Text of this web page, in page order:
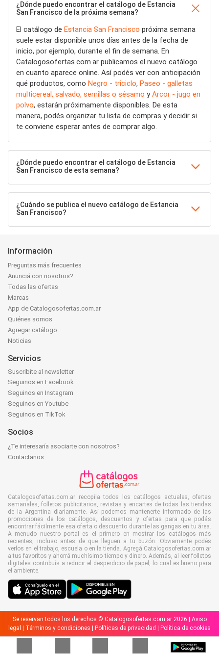
¿Dónde puedo encontrar el catálogo de Estancia
San Francisco de la próxima semana?
El catálogo de Estancia San Francisco próxima semana
suele estar disponible unos días antes de la fecha de
inicio, por ejemplo, durante el fin de semana. En
Catalogosofertas.com.ar publicamos el nuevo catálogo
en cuanto aparece online. Así podés ver con anticipación
qué productos, como Negro - triciclo, Paseo - galletas
multicereal, salvado, semillas o sésamo yArcor - jugo en
polvo, estarán próximamente disponibles. De esta
manera, podés organizar tu lista de compras y decidir si
te conviene esperar antes de comprar algo.
¿Dónde puedo encontrar el catálogo de Estancia
San Francisco de esta semana?
¿Cuándo se publica el nuevo catálogo de Estancia
San Francisco?
Información
Preguntas más frecuentes
Anunciá con nosotros?
Todas las ofertas
Marcas
App de Catalogosofertas.com.ar
Quiénes somos
Agregar catálogo
Noticias
Servicios
Suscribite al newsletter
Seguinos en Facebook
Seguinos en Instagram
Seguinos en Youtube
Seguinos en TikTok
Socios
¿Te interesaría asociarte con nosotros?
Contactanos
Catalogosofertas.com.ar recopila todos los catálogos actuales, ofertas
semanales, folletos publicitarios, revistas y encartes de todas las tiendas
de la Argentina diariamente. Así podemos mantenerte informado de las
promociones de los catálogos, descuentos y ofertas para que podás
encontrar fácilmente esa oferta o descuento durante las gangas en tu área.
A menudo nuestro portal es el primero en mostrar los catálogos más
recientes, incluso antes de que lleguen a tu buzón. Obviamente podés
verlos en el trabajo, escuela o en la tienda. Agregá Catalogosofertas.com.ar
a tus favoritos y ahorrá muchísimo tiempo y dinero. Además, al leer folletos
digitales contribuís a reducir el desperdicio de papel, lo cual es bueno para
el ambiente.
Se reservan todos los derechos © Catalogosofertas.com.ar 2026 | Aviso
legal
Términos y condiciones Políticas de privacidad Política de cookies